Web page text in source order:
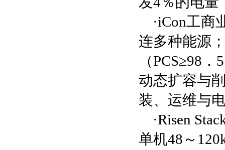
·iCon工商
连多种能源
（PCS≥98
动态扩容与
装、运维与
·Risen
单机48～